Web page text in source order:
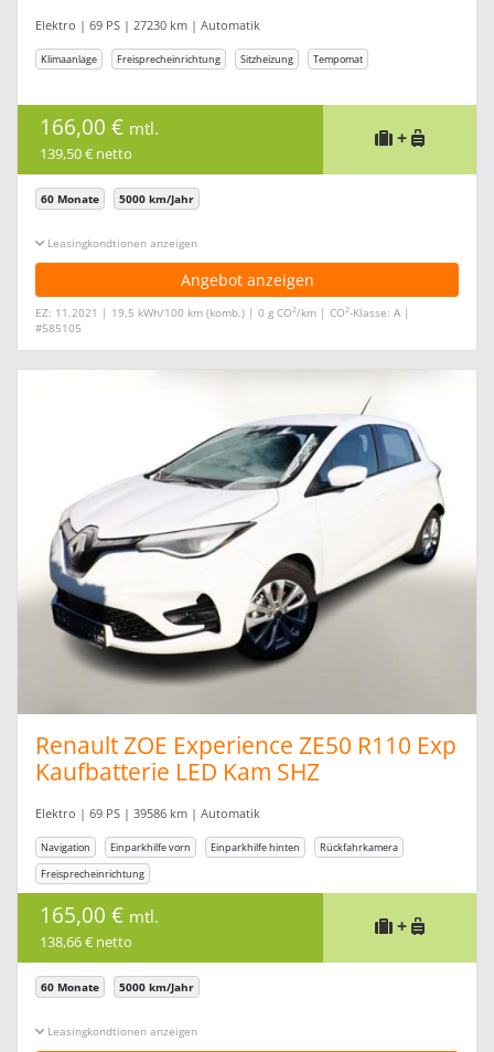
Elektro | 69 PS | 27230 km | Automatik
Klimaanlage Freisprecheinrichtung Sitzheizung Tempomat
166,00 € mtl.
139,50 € netto
+
60 Monate 5000 km/Jahr
Leasingkonditionen ein-/ausblenden
Angebot anzeigen
EZ: 11.2021 | 19,5 kWh/100 km (komb.) | 0 g CO2/km | CO2-Klasse: A |
#585105
Renault ZOE Experience ZE50 R110 Exp
Kaufbatterie LED Kam SHZ
Elektro | 69 PS | 39586 km | Automatik
Navigation Einparkhilfe vorn Einparkhilfe hinten
Rückfahrkamera
Freisprecheinrichtung
165,00 € mtl.
138,66 € netto
+
60 Monate 5000 km/Jahr
Leasingkonditionen ein-/ausblenden